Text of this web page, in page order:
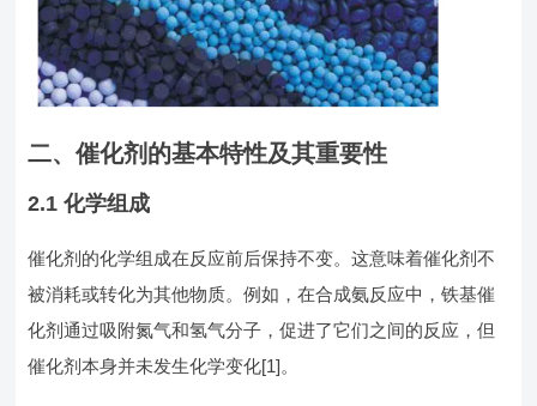
二、催化剂的基本特性及其重要性
2.1 化学组成
催化剂的化学组成在反应前后保持不变。这意味着催化剂不
被消耗或转化为其他物质。例如，在合成氨反应中，铁基催
化剂通过吸附氮气和氢气分子，促进了它们之间的反应，但
催化剂本身并未发生化学变化[1]。